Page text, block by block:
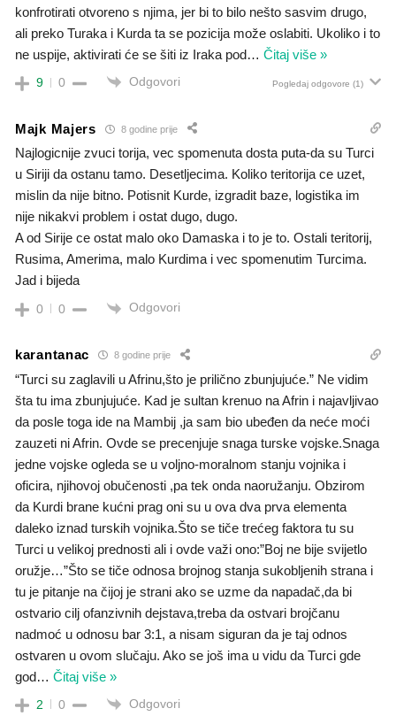
konfrotirati otvoreno s njima, jer bi to bilo nešto sasvim drugo,
ali preko Turaka i Kurda ta se pozicija može oslabiti. Ukoliko i to
ne uspije, aktivirati će se šiti iz Iraka pod… Čitaj više »
9 0 Odgovori Pogledaj odgovore (1)
Majk Majers 8 godine prije
Najlogicnije zvuci torija, vec spomenuta dosta puta-da su Turci
u Siriji da ostanu tamo. Desetljecima. Koliko teritorija ce uzet,
mislin da nije bitno. Potisnit Kurde, izgradit baze, logistika im
nije nikakvi problem i ostat dugo, dugo.
A od Sirije ce ostat malo oko Damaska i to je to. Ostali teritorij,
Rusima, Amerima, malo Kurdima i vec spomenutim Turcima.
Jad i bijeda
0 0 Odgovori
karantanac 8 godine prije
“Turci su zaglavili u Afrinu,što je prilično zbunjujuće.” Ne vidim
šta tu ima zbunjujuće. Kad je sultan krenuo na Afrin i najavljivao
da posle toga ide na Mambij ,ja sam bio ubeđen da neće moći
zauzeti ni Afrin. Ovde se precenjuje snaga turske vojske.Snaga
jedne vojske ogleda se u voljno-moralnom stanju vojnika i
oficira, njihovoj obučenosti ,pa tek onda naoružanju. Obzirom
da Kurdi brane kućni prag oni su u ova dva prva elementa
daleko iznad turskih vojnika.Što se tiče trećeg faktora tu su
Turci u velikoj prednosti ali i ovde važi ono:”Boj ne bije svijetlo
oružje…”Što se tiče odnosa brojnog stanja sukobljenih strana i
tu je pitanje na čijoj je strani ako se uzme da napadač,da bi
ostvario cilj ofanzivnih dejstava,treba da ostvari brojčanu
nadmoć u odnosu bar 3:1, a nisam siguran da je taj odnos
ostvaren u ovom slučaju. Ako se još ima u vidu da Turci gde
god… Čitaj više »
2 0 Odgovori